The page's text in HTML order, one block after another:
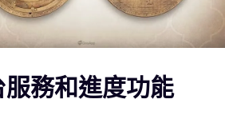
服務和進度功能